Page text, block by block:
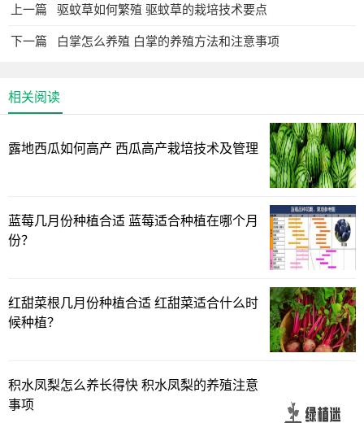
2、浇水：春秋季的生长旺季，大概每隔3-5天浇一次水，
保持土壤湿润，满足生长所需。夏季高温，水分蒸发较快，
通常每天都要浇水，在早晚进行，土壤要维持微湿状态。冬
上一篇 驱蚊草如何繁殖 驱蚊草的栽培技术要点
下一篇 白掌怎么养殖 白掌的养殖方法和注意事项
相关阅读
露地西瓜如何高产 西瓜高产栽培技术及管理
蓝莓几月份种植合适 蓝莓适合种植在哪个月
份？
红甜菜根几月份种植合适 红甜菜适合什么时
候种植？
积水凤梨怎么养长得快 积水凤梨的养殖注意
事项